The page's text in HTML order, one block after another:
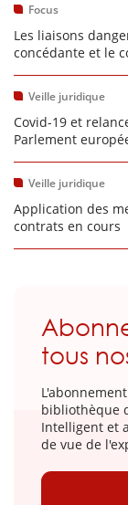
Focus
Les liaisons
concédante et le
Veille juridique
Covid-19 et
Parlement
Veille juridique
Application des
contrats en cours
tous
bibliothèque
Intelligent et
de vue de